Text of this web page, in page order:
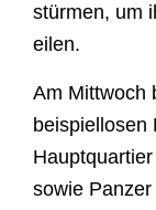
stürmen, um
eilen.
Am Mittwoch
beispiellosen
sowie